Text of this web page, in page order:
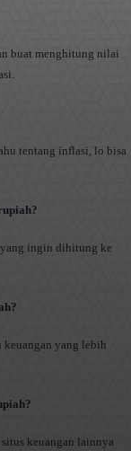
buat menghitung nilai
tentang inflasi, lo bisa
ingin dihitung ke
yang lebih
keuangan lainnya